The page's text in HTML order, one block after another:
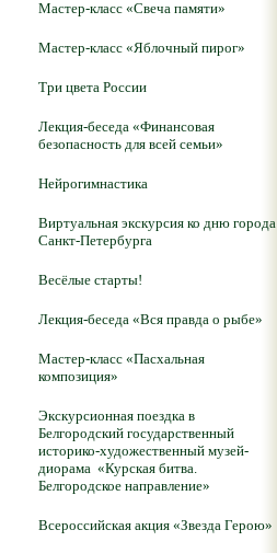
Мастер-класс «Свеча памяти»
Мастер-класс «Яблочный пирог»
Три цвета России
Лекция-беседа «Финансовая
безопасность для всей семьи»
Нейрогимнастика
Виртуальная экскурсия ко дню города
Санкт-Петербурга
Весёлые старты!
Лекция-беседа «Вся правда о рыбе»
Мастер-класс «Пасхальная
композиция»
Экскурсионная поездка в
Белгородский государственный
историко-художественный музей-
диорама «Курская битва.
Белгородское направление»
Всероссийская акция «Звезда Герою»